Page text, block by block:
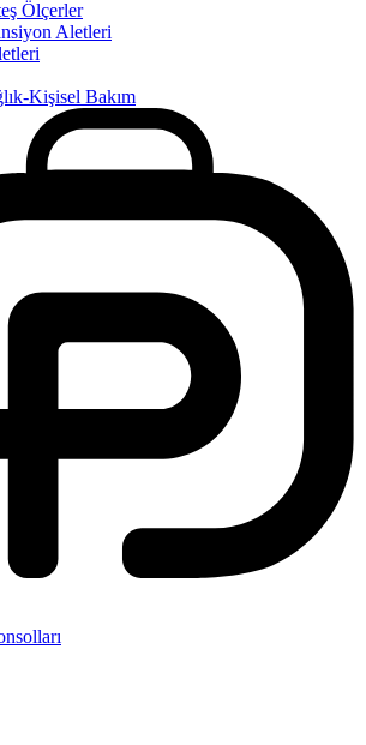
Ölçerler
Aletleri
Kişisel Bakım